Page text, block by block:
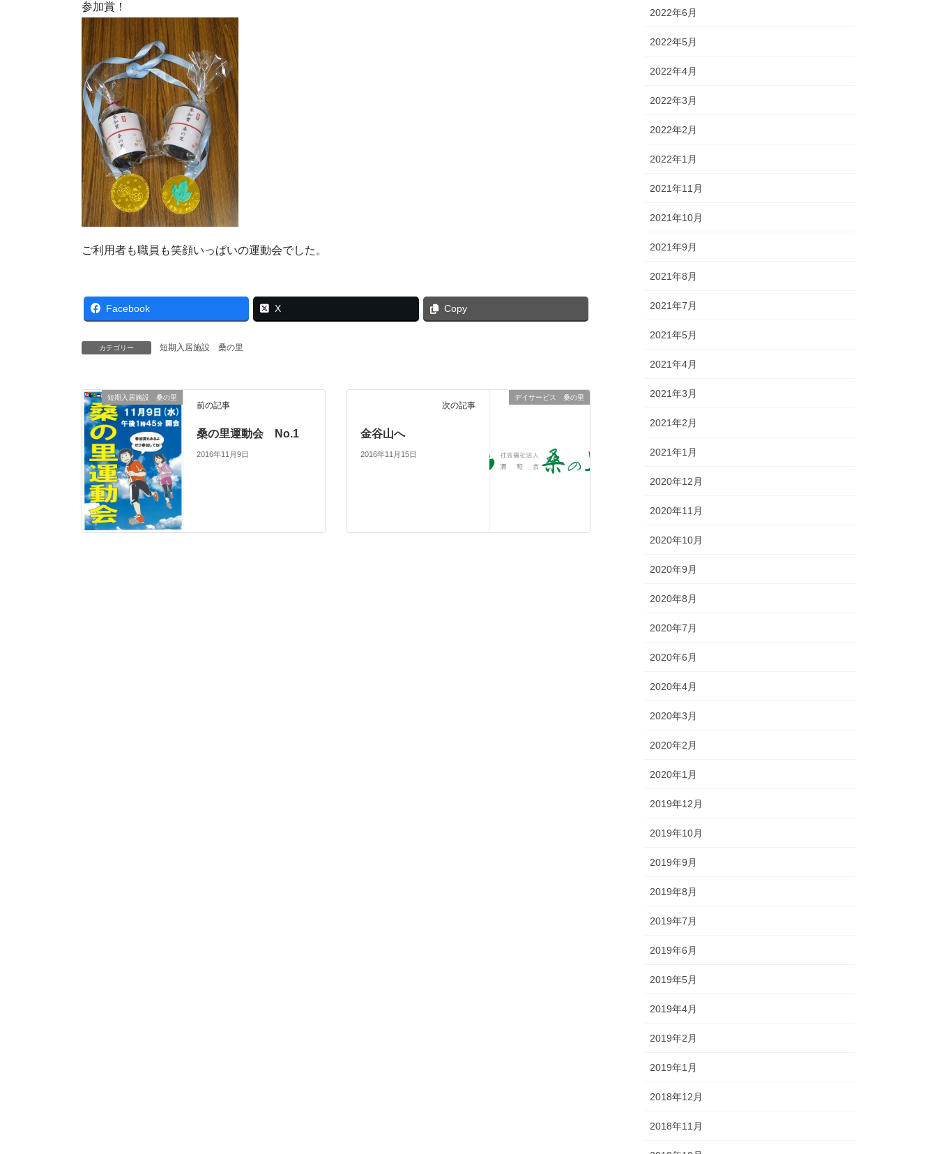
参加賞！
ご利用者も職員も笑顔いっぱいの運動会でした。
Facebook X Copy
カテゴリー 短期入居施設 桑の里
短期入居施設 桑の里
前の記事
桑の里運動会 No.1
2016年11月9日
デイサービス 桑の里
次の記事
金谷山へ
2016年11月15日
2022年6月
2022年5月
2022年4月
2022年3月
2022年2月
2022年1月
2021年11月
2021年10月
2021年9月
2021年8月
2021年7月
2021年5月
2021年4月
2021年3月
2021年2月
2021年1月
2020年12月
2020年11月
2020年10月
2020年9月
2020年8月
2020年7月
2020年6月
2020年4月
2020年3月
2020年2月
2020年1月
2019年12月
2019年10月
2019年9月
2019年8月
2019年7月
2019年6月
2019年5月
2019年4月
2019年2月
2019年1月
2018年12月
2018年11月